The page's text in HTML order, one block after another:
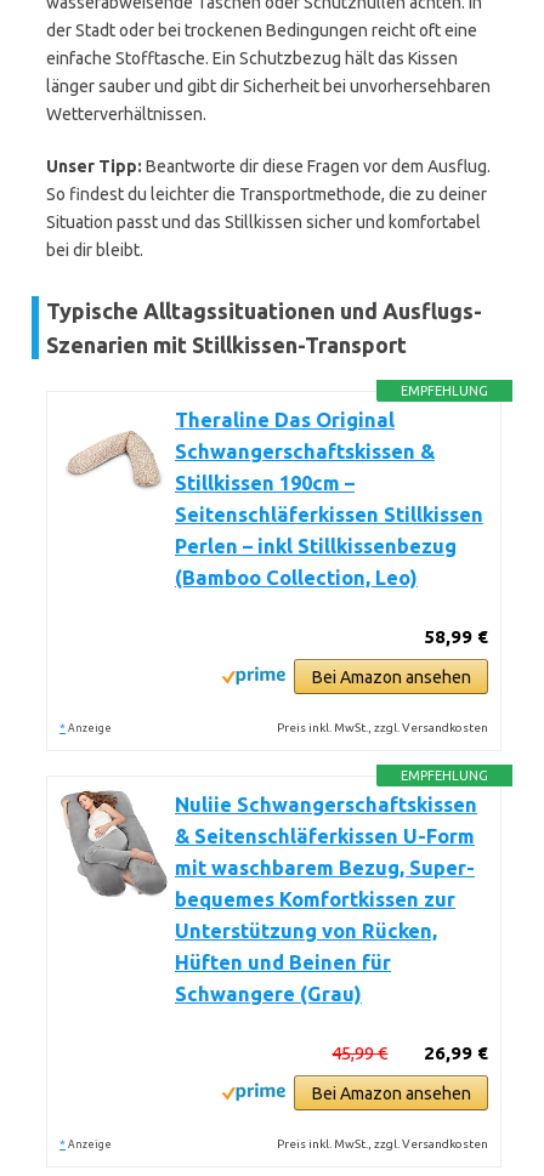
der Stadt oder bei trockenen Bedingungen reicht oft eine
einfache Stofftasche. Ein Schutzbezug hält das Kissen
länger sauber und gibt dir Sicherheit bei unvorhersehbaren
Wetterverhältnissen.
Unser Tipp: Beantworte dir diese Fragen vor dem Ausflug.
So findest du leichter die Transportmethode, die zu deiner
Situation passt und das Stillkissen sicher und komfortabel
bei dir bleibt.
Typische Alltagssituationen und Ausflugs-
Szenarien mit Stillkissen-Transport
EMPFEHLUNG
Theraline Das Original
Schwangerschaftskissen &
Stillkissen 190cm –
Seitenschläferkissen Stillkissen
Perlen – inkl Stillkissenbezug
(Bamboo Collection, Leo)
58,99 €
Bei Amazon ansehen
* Anzeige Preis inkl. MwSt., zzgl. Versandkosten
EMPFEHLUNG
Nuliie Schwangerschaftskissen
& Seitenschläferkissen U-Form
mit waschbarem Bezug, Super-
bequemes Komfortkissen zur
Unterstützung von Rücken,
Hüften und Beinen für
Schwangere (Grau)
26,99 €
45,99 €
Bei Amazon ansehen
* Anzeige Preis inkl. MwSt., zzgl. Versandkosten